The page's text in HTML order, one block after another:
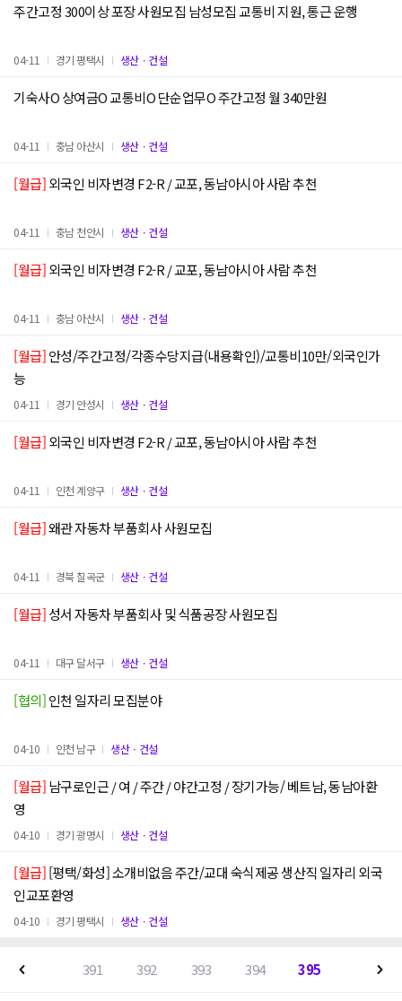
주간고정 300이상 포장 사원모집 남성모집 교통비 지원, 통근 운행
04-11 경기 평택시 생산ㆍ건설
기숙사O 상여금O 교통비O 단순업무O 주간고정 월 340만원
04-11 충남 아산시 생산ㆍ건설
[월급]외국인 비자변경 F2-R / 교포, 동남아시아 사람 추천
04-11 충남 천안시 생산ㆍ건설
[월급]외국인 비자변경 F2-R / 교포, 동남아시아 사람 추천
04-11 충남 아산시 생산ㆍ건설
[월급]
능
04-11 경기 안성시 생산ㆍ건설
[월급]외국인 비자변경 F2-R / 교포, 동남아시아 사람 추천
04-11 인천 계양구 생산ㆍ건설
[월급]왜관 자동차 부품회사 사원모집
04-11 경북 칠곡군 생산ㆍ건설
[월급]성서 자동차 부품회사 및 식품공장 사원모집
04-11 대구 달서구 생산ㆍ건설
[협의]인천 일자리 모집분야
04-10 인천 남구 생산ㆍ건설
[월급]
영
04-10 경기 광명시 생산ㆍ건설
[월급]
인교포환영
04-10 경기 평택시 생산ㆍ건설
391 392 393 394 395